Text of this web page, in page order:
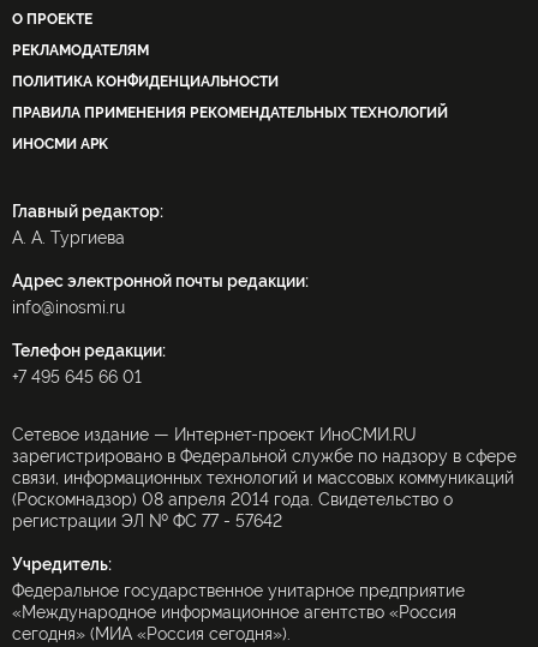
О ПРОЕКТЕ
РЕКЛАМОДАТЕЛЯМ
ПОЛИТИКА КОНФИДЕНЦИАЛЬНОСТИ
ПРАВИЛА ПРИМЕНЕНИЯ РЕКОМЕНДАТЕЛЬНЫХ ТЕХНОЛОГИЙ
ИНОСМИ APK
Главный редактор:
А. А. Тургиева
Адрес электронной почты редакции:
info@inosmi.ru
Телефон редакции:
+7 495 645 66 01
Сетевое издание — Интернет-проект ИноСМИ.RU
зарегистрировано в Федеральной службе по надзору в сфере
связи, информационных технологий и массовых коммуникаций
(Роскомнадзор) 08 апреля 2014 года. Свидетельство о
регистрации ЭЛ № ФС 77 - 57642
Учредитель:
Федеральное государственное унитарное предприятие
«Международное информационное агентство «Россия
сегодня» (МИА «Россия сегодня»).